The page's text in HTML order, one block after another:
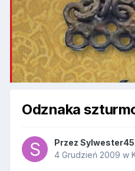
Odznaka
Przez Sylwester45
4 Grudzień 2009 w